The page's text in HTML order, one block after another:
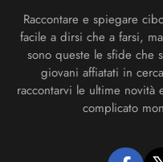
Raccontare e spiegare
facile a dirsi che a farsi,
sono queste le sfide che
giovani affiatati in
raccontarvi le ultime
complicato